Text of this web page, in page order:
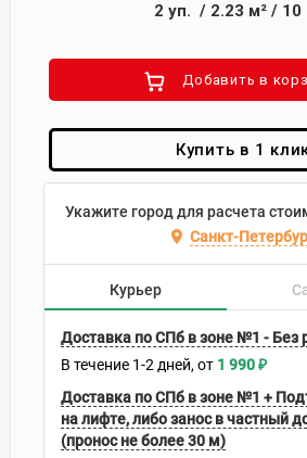
2 уп. / 2.23 м² / 10
Добавить в
Купить в 1
Укажите город для расчета
Санкт-
Курьер
Доставка по СПб в зоне №1 - Без
В течение 1-2 дней 1 990₽
Доставка по СПб в зоне №1 +
на лифте, либо занос в частный
(пронос не более 30 м)